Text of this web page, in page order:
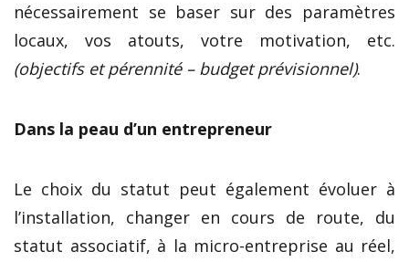
nécessairement se baser sur des paramètres
locaux, vos atouts, votre motivation, etc.
(objectifs et pérennité – budget prévisionnel).
Dans la peau d’un entrepreneur
Le choix du statut peut également évoluer à
l’installation, changer en cours de route, du
statut associatif, à la micro-entreprise au réel,